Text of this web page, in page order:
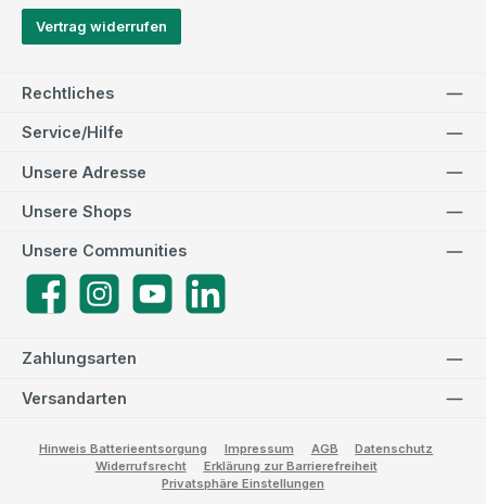
Vertrag widerrufen
Rechtliches
Service/Hilfe
Zahlungsarten
Versandarten
Unsere Adresse
Unsere Communities
FacebookInstagramYouTube
Unsere Shops
Hinweis Batterieentsorgung Impressum AGB
Datenschutz
Widerrufsrecht
Erklärung zur Barrierefreiheit
Privatsphäre Einstellungen